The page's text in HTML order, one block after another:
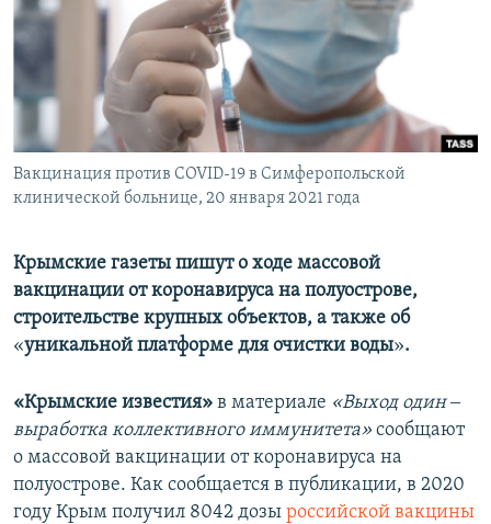
ПОБЕДИТЕЛЕЙ НЕ СУДЯТ?
КРЫМ.НЕПОКОРЕННЫЙ
ELIFBE
УКРАИНСКАЯ ПРОБЛЕМА КРЫМА
ПРИСОЕДИНЯЙТЕСЬ!
Все сайты RFE/RL
Вакцинация против COVID-19 в Симферопольской
клинической больнице, 20 января 2021 года
Крымские газеты пишут о ходе массовой
вакцинации от коронавируса на полуострове,
строительстве крупных объектов, а также об
«уникальной платформе для очистки воды»​.
«Крымские известия» в материале «Выход один ‒
выработка коллективного иммунитета» сообщают
о массовой вакцинации от коронавируса на
полуострове. Как сообщается в публикации, в 2020
году Крым получил 8042 дозы российской вакцины